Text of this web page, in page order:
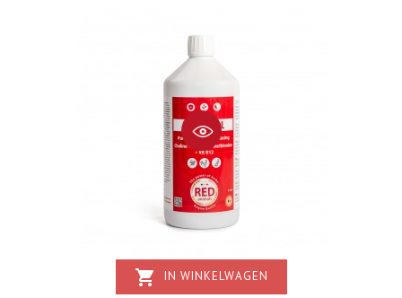
shopping_cart IN WINKELWAGEN